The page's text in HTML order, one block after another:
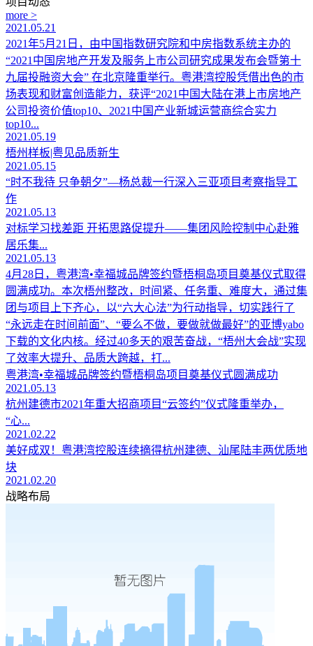
more >
2021.05.21
2021年5月21日，由中国指数研究院和中房指数系统主办的
“2021中国房地产开发及服务上市公司研究成果发布会暨第十
九届投融资大会” 在北京隆重举行。粤港湾控股凭借出色的市
场表现和财富创造能力，获评“2021中国大陆在港上市房地产
公司投资价值top10、2021中国产业新城运营商综合实力
top10...
2021.05.19
梧州样板|粤见品质新生
2021.05.15
“时不我待 只争朝夕”—杨总裁一行深入三亚项目考察指导工
作
2021.05.13
对标学习找差距 开拓思路促提升——集团风险控制中心赴雅
居乐集...
2021.05.13
4月28日，粤港湾•幸福城品牌签约暨梧桐岛项目奠基仪式取得
圆满成功。本次梧州整改，时间紧、任务重、难度大，通过集
团与项目上下齐心，以“六大心法”为行动指导，切实践行了
“永远走在时间前面”、“要么不做，要做就做最好”的亚博yabo
下载的文化内核。经过40多天的艰苦奋战，“梧州大会战”实现
了效率大提升、品质大跨越，打...
粤港湾•幸福城品牌签约暨梧桐岛项目奠基仪式圆满成功
2021.05.13
杭州建德市2021年重大招商项目“云签约”仪式隆重举办，
“心...
2021.02.22
美好成双！粤港湾控股连续摘得杭州建德、汕尾陆丰两优质地
块
2021.02.20
战略布局